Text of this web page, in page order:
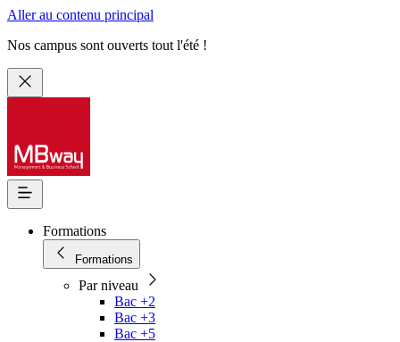
Aller au contenu principal
Nos campus sont ouverts tout l'été !
Formations
Formations
Par niveau
Bac +2
Bac +3
Bac +5